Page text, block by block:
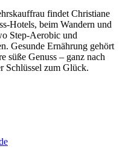
findet Christiane
Hotels, beim Wandern und
Step-Aerobic und
Gesunde Ernährung gehört
süße Genuss – ganz nach
Schlüssel zum Glück.